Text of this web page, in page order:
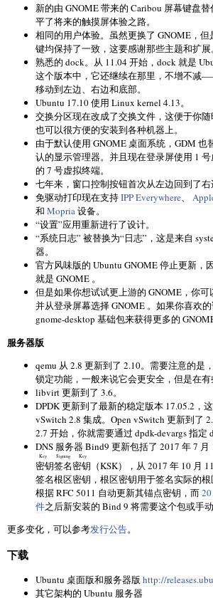
新的由 GNOME 带来的 Caribou 屏幕键盘
平了将来的触摸屏体验之路。
相同的用户体验。虽然更换了 GNOME，
键均保持了一致，这要感谢那些主题和扩展。
熟悉的 dock。从 11.04 开始，dock 就是
这个版本中，它还继续在那里，不增不减
移动到左边、右边和底部。
Ubuntu 17.10 使用 Linux kernel 4.13。
交换分区现在改成了交换文件，这便于你随
也可以很方便的安装到各种机器上。
由于默认使用 GNOME 桌面系统，GDM
认的显示管理器。并且现在登录屏使用 1
的 7 号虚拟终端。
七年来，窗口控制按钮首次从左边回到了右
免驱动打印现在支持IPP Everywhere
和 Mopria 设备。
“设置”应用重新进行了设计。
“系统日志” 被替换为“日志”，这是来自
器。
官方风味版的 Ubuntu GNOME 停止更新，
就是 GNOME 。
但是如果你想试试更上游的 GNOME，你可
并从登录屏幕选择 GNOME 。如果你喜欢
gnome-desktop 基础包来获得更多的
服务器版
qemu 从 2.8 更新到了 2.10。需要注意的是
锁定功能，一般来说它会更安全，但是在有
libvirt 更新到了 3.6。
DPDK 更新到了最新的稳定版本 17.05.2，
vSwitch 2.8 集成。Open vSwitch 更新到了
2.7 开始，你就需要通过 dpdk-devargs 指定
DNS 服务器 Bind9 更新包括了 2017 年 7 月
密钥签名密钥
Key Signing Key
（KSK），从 2017 年 10 月
签名根区密钥，根区密钥用于签名实际的
根据 RFC 5011 自动更新其锚点密钥，而
件之后新安装的 Bind 9 将需要这个包或手动
更多变化，可以参考发行公告。
下载
Ubuntu 桌面版和服务器版 http://
其它架构的 Ubuntu 服务器